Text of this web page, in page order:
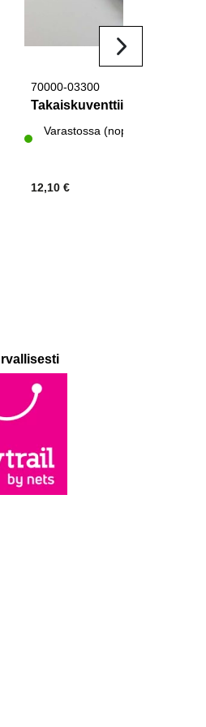
70000-03300
Takaiskuventtiili Truma
Varastossa (nopea toimitus)
12,10€